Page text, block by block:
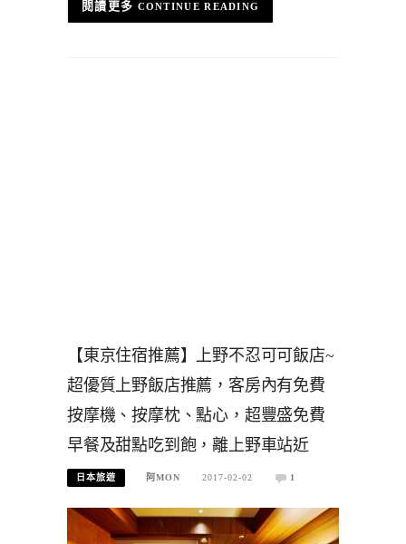
CONTINUE READING
【東京住宿推薦】上野不忍可可飯店~
超優質上野飯店推薦，客房內有免費
按摩機、按摩枕、點心，超豐盛免費
早餐及甜點吃到飽，離上野車站近
日本旅遊 阿MON 2017-02-02 1